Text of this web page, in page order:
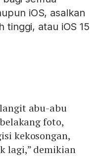
iOS, asalkan
tinggi, atau iOS 15
abu-abu
foto,
kekosongan,
lagi,” demikian